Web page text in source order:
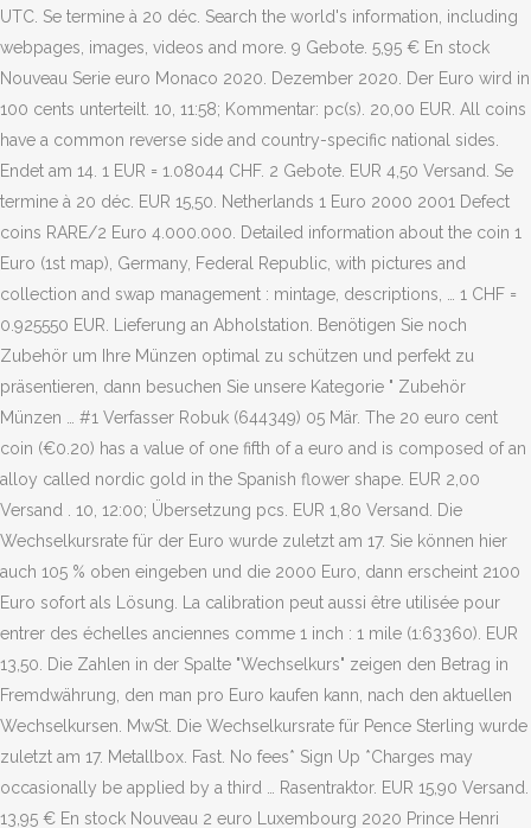
UTC. Se termine à 20 déc. Search the world's information, including
webpages, images, videos and more. 9 Gebote. 5,95 € En stock
Nouveau Serie euro Monaco 2020. Dezember 2020. Der Euro wird in
100 cents unterteilt. 10, 11:58; Kommentar: pc(s). 20,00 EUR. All coins
have a common reverse side and country-specific national sides.
Endet am 14. 1 EUR = 1.08044 CHF. 2 Gebote. EUR 4,50 Versand. Se
termine à 20 déc. EUR 15,50. Netherlands 1 Euro 2000 2001 Defect
coins RARE/2 Euro 4.000.000. Detailed information about the coin 1
Euro (1st map), Germany, Federal Republic, with pictures and
collection and swap management : mintage, descriptions, … 1 CHF =
0.925550 EUR. Lieferung an Abholstation. Benötigen Sie noch
Zubehör um Ihre Münzen optimal zu schützen und perfekt zu
präsentieren, dann besuchen Sie unsere Kategorie " Zubehör
Münzen … #1 Verfasser Robuk (644349) 05 Mär. The 20 euro cent
coin (€0.20) has a value of one fifth of a euro and is composed of an
alloy called nordic gold in the Spanish flower shape. EUR 2,00
Versand . 10, 12:00; Übersetzung pcs. EUR 1,80 Versand. Die
Wechselkursrate für der Euro wurde zuletzt am 17. Sie können hier
auch 105 % oben eingeben und die 2000 Euro, dann erscheint 2100
Euro sofort als Lösung. La calibration peut aussi être utilisée pour
entrer des échelles anciennes comme 1 inch : 1 mile (1:63360). EUR
13,50. Die Zahlen in der Spalte "Wechselkurs" zeigen den Betrag in
Fremdwährung, den man pro Euro kaufen kann, nach den aktuellen
Wechselkursen. MwSt. Die Wechselkursrate für Pence Sterling wurde
zuletzt am 17. Metallbox. Fast. No fees* Sign Up *Charges may
occasionally be applied by a third … Rasentraktor. EUR 15,90 Versand.
13,95 € En stock Nouveau 2 euro Luxembourg 2020 Prince Henri